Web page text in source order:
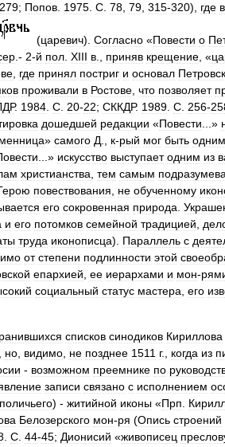
279; Попов 1975 С 78 79 315-320), где в
(царевич). Согласно «Повести о
.- 2-й пол XIII в приняв крещение , «
где принял постриг и основал
проживали в Ростове что позволяет
. 1984 С 20-22; СККДР. 1989 С 256-
дошедшей редакции «Повести ...»
» самого Д к-рый мог быть одним
...» искусство выступает одним из
христианства тем самым
повествования не обученному
его сокровенная природа
и его потомков семейной традицией
труда иконописца). Параллель с
от степени подлинности этой
епархией ее иерархами и мон-
социальный статус мастера его
списков синодиков Кириллова
но видимо не позднее 1511 г., когда из
- возможном преемнике по
записи связано с исполнением
) - житийной иконы «Прп
Белозерского мон-ря (Опись строений
С 44-45; Дионисий «живописец